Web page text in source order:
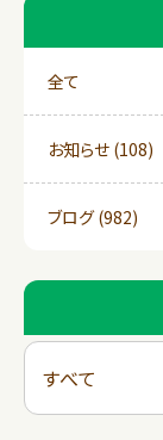
全て
お知らせ (108)
ブログ (982)